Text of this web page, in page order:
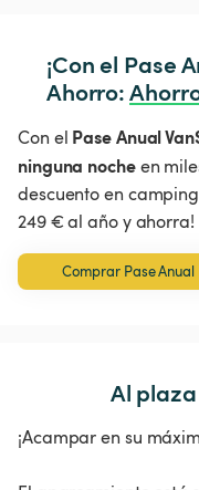
¡Con el Pase
Ahorro:
Con el Pase Anual
ninguna nocheen
descuento en
249 € al año y ahorra!
Comprar Pase Anual
Al
¡Acampar en su